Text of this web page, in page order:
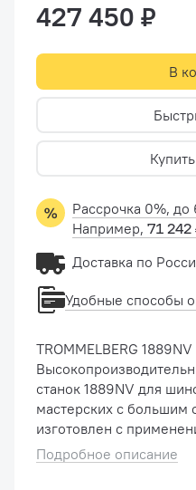
TROMMELBERG
станок 1889NV для
мастерских с большим
изготовлен с
технологии
без использования монтажной
Подробное описание
427 450 ₽
В
Рассрочка 0%, до
Например, 71 242
Доставка по
Удобные способы